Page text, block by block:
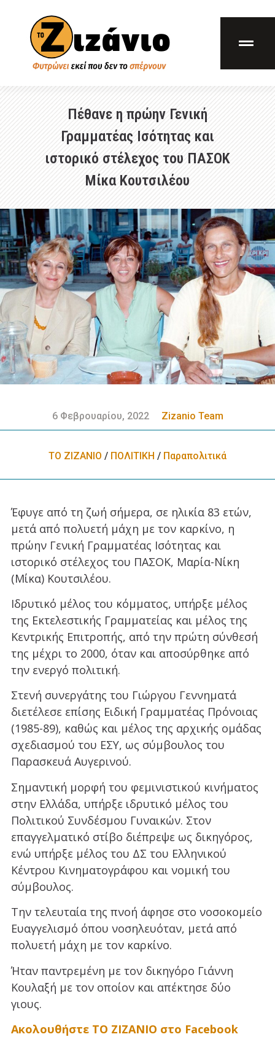
Πέθανε η πρώην Γενική
Γραμματέας Ισότητας και
ιστορικό στέλεχος του ΠΑΣΟΚ
Μίκα Κουτσιλέου
6 Φεβρουαρίου, 2022 Zizanio Team
ΤΟ ΖΙΖΑΝΙΟ / ΠΟΛΙΤΙΚΗ / Παραπολιτικά
Έφυγε από τη ζωή σήμερα, σε ηλικία 83 ετών,
μετά από πολυετή μάχη με τον καρκίνο, η
πρώην Γενική Γραμματέας Ισότητας και
ιστορικό στέλεχος του ΠΑΣΟΚ, Μαρία-Νίκη
(Μίκα) Κουτσιλέου.
Ιδρυτικό μέλος του κόμματος, υπήρξε μέλος
της Εκτελεστικής Γραμματείας και μέλος της
Κεντρικής Επιτροπής, από την πρώτη σύνθεσή
της μέχρι το 2000, όταν και αποσύρθηκε από
την ενεργό πολιτική.
Στενή συνεργάτης του Γιώργου Γεννηματά
διετέλεσε επίσης Ειδική Γραμματέας Πρόνοιας
(1985-89), καθώς και μέλος της αρχικής ομάδας
σχεδιασμού του ΕΣΥ, ως σύμβουλος του
Παρασκευά Αυγερινού.
Σημαντική μορφή του φεμινιστικού κινήματος
στην Ελλάδα, υπήρξε ιδρυτικό μέλος του
Πολιτικού Συνδέσμου Γυναικών. Στον
επαγγελματικό στίβο διέπρεψε ως δικηγόρος,
ενώ υπήρξε μέλος του ΔΣ του Ελληνικού
Κέντρου Κινηματογράφου και νομική του
σύμβουλος.
Την τελευταία της πνοή άφησε στο νοσοκομείο
Ευαγγελισμό όπου νοσηλευόταν, μετά από
πολυετή μάχη με τον καρκίνο.
Ήταν παντρεμένη με τον δικηγόρο Γιάννη
Κουλαξή με τον οποίον και απέκτησε δύο
γιους.
Ακολουθήστε ΤΟ ΖΙΖΑΝΙΟ στο Facebook